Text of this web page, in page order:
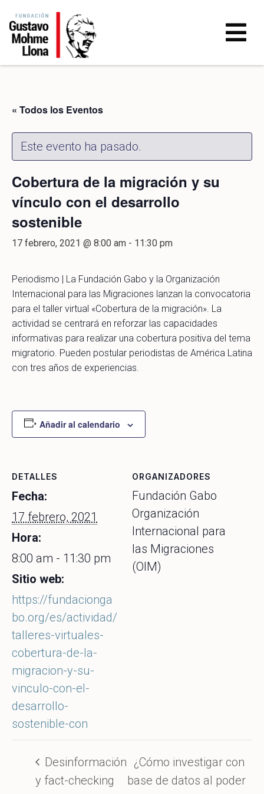
« Todos los Eventos
Este evento ha pasado.
Cobertura de la migración y su
vínculo con el desarrollo
sostenible
17 febrero, 2021 @ 8:00 am - 11:30 pm
Periodismo | La Fundación Gabo y la Organización
Internacional para las Migraciones lanzan la convocatoria
para el taller virtual «Cobertura de la migración». La
actividad se centrará en reforzar las capacidades
informativas para realizar una cobertura positiva del tema
migratorio. Pueden postular periodistas de América Latina
con tres años de experiencias.
Añadir al calendario
DETALLES
Fecha:
17 febrero, 2021
Hora:
8:00 am - 11:30 pm
Sitio web:
https://fundacionga
bo.org/es/actividad/
talleres-virtuales-
cobertura-de-la-
migracion-y-su-
vinculo-con-el-
desarrollo-
sostenible-con
ORGANIZADORES
Fundación Gabo
Organización
Internacional para
las Migraciones
(OIM)
Desinformación
y fact-checking
¿Cómo investigar con
base de datos al poder